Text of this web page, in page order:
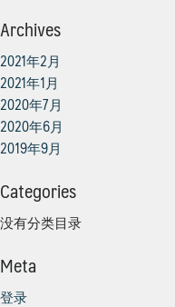
Archives
2021年2月
2021年1月
2020年7月
2020年6月
2019年9月
Categories
没有分类目录
Meta
登录